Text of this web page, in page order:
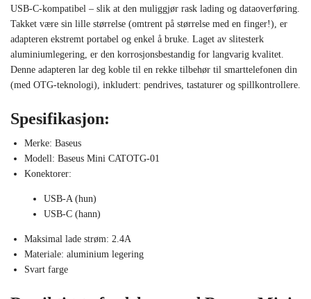
USB-C-kompatibel – slik at den muliggjør rask lading og dataoverføring.
Takket være sin lille størrelse (omtrent på størrelse med en finger!), er
adapteren ekstremt portabel og enkel å bruke. Laget av slitesterk
aluminiumlegering, er den korrosjonsbestandig for langvarig kvalitet.
Denne adapteren lar deg koble til en rekke tilbehør til smarttelefonen din
(med OTG-teknologi), inkludert: pendrives, tastaturer og spillkontrollere.
Spesifikasjon:
Merke: Baseus
Modell: Baseus Mini CATOTG-01
Konektorer:
USB-A (hun)
USB-C (hann)
Maksimal lade strøm: 2.4A
Materiale: aluminium legering
Svart farge